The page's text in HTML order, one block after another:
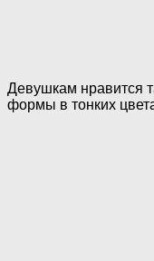
Девушкам нравится
формы в тонких